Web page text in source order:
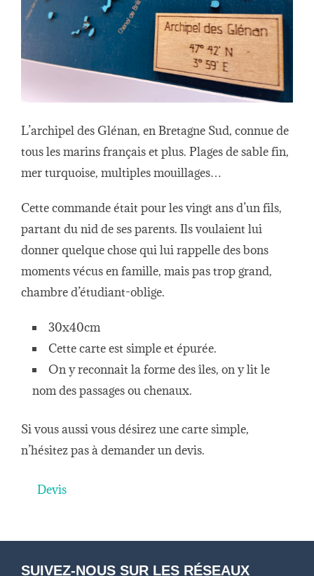
L’archipel des Glénan, en Bretagne Sud, connue de
tous les marins français et plus. Plages de sable fin,
mer turquoise, multiples mouillages…
Cette commande était pour les vingt ans d’un fils,
partant du nid de ses parents. Ils voulaient lui
donner quelque chose qui lui rappelle des bons
moments vécus en famille, mais pas trop grand,
chambre d’étudiant-oblige.
30x40cm
Cette carte est simple et épurée.
On y reconnait la forme des îles, on y lit le
nom des passages ou chenaux.
Si vous aussi vous désirez une carte simple,
n’hésitez pas à demander un devis.
Devis
SUIVEZ-NOUS SUR LES RÉSEAUX